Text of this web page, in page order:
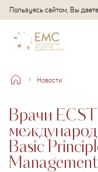
Пользуясь сайтом, Вы даете
Новости
Врачи
Basic
Management